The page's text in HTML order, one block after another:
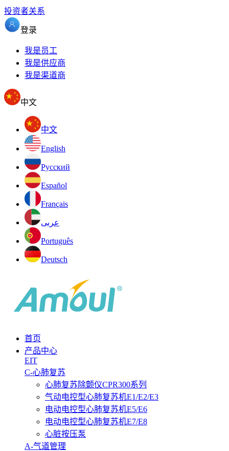
投资者关系
登录
我是员工
我是供应商
我是渠道商
中文
中文
English
Pусский
Español
Français
عربى
Português
Deutsch
首页
产品中心
EIT
C-心肺复苏
心肺复苏除颤仪CPR300系列
气动电控型心肺复苏机E1/E2/E3
电动电控型心肺复苏机E5/E6
电动电控型心肺复苏机E7/E8
心脏按压泵
A-气道管理